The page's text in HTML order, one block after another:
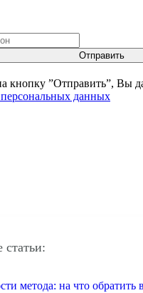
Отправить
кнопку ”Отправить”, Вы
персональных данных
статьи:
метода: на что обратить